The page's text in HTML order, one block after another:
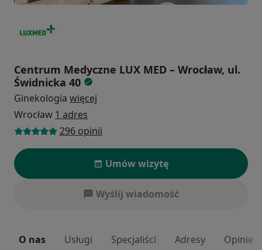
Centrum Medyczne LUX MED – Wrocław, ul.
Świdnicka 40
Ginekologia więcej
Wrocław 1 adres
296 opinii
Umów wizytę
Wyślij wiadomość
O nas Usługi Specjaliści Adresy Opinie